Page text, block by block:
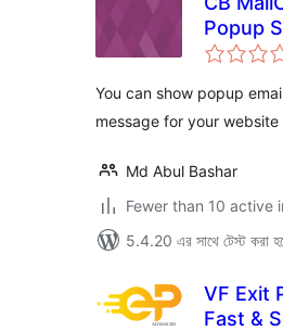
Popup
You can show popup
message for your
Md Abul Bashar
Fewer than 10 active
5.4.20 এর সাথে টেস্ট করা
VF Exit
Fast &